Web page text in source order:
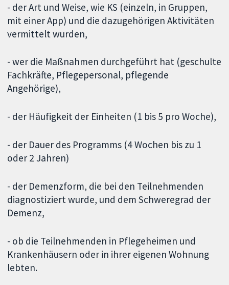
- der Art und Weise, wie KS (einzeln, in Gruppen,
mit einer App) und die dazugehörigen Aktivitäten
vermittelt wurden,
- wer die Maßnahmen durchgeführt hat (geschulte
Fachkräfte, Pflegepersonal, pflegende
Angehörige),
- der Häufigkeit der Einheiten (1 bis 5 pro Woche),
- der Dauer des Programms (4 Wochen bis zu 1
oder 2 Jahren)
- der Demenzform, die bei den Teilnehmenden
diagnostiziert wurde, und dem Schweregrad der
Demenz,
- ob die Teilnehmenden in Pflegeheimen und
Krankenhäusern oder in ihrer eigenen Wohnung
lebten.